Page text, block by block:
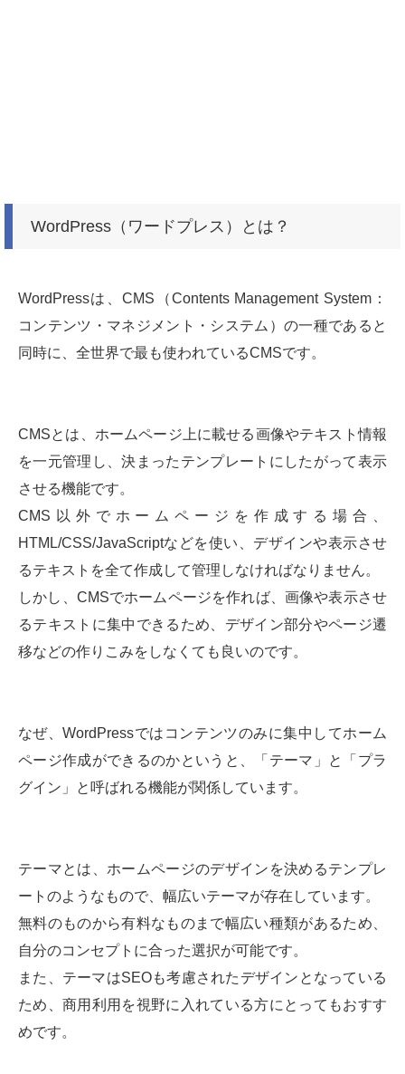
WordPress（ワードプレス）とは？
WordPressは、CMS（Contents Management System：
コンテンツ・マネジメント・システム）の一種であると
同時に、全世界で最も使われているCMSです。
CMSとは、ホームページ上に載せる画像やテキスト情報
を一元管理し、決まったテンプレートにしたがって表示
させる機能です。
CMS以外でホームページを作成する場合、
HTML/CSS/JavaScriptなどを使い、デザインや表示させ
るテキストを全て作成して管理しなければなりません。
しかし、CMSでホームページを作れば、画像や表示させ
るテキストに集中できるため、デザイン部分やページ遷
移などの作りこみをしなくても良いのです。
なぜ、WordPressではコンテンツのみに集中してホーム
ページ作成ができるのかというと、「テーマ」と「プラ
グイン」と呼ばれる機能が関係しています。
テーマとは、ホームページのデザインを決めるテンプレ
ートのようなもので、幅広いテーマが存在しています。
無料のものから有料なものまで幅広い種類があるため、
自分のコンセプトに合った選択が可能です。
また、テーマはSEOも考慮されたデザインとなっている
ため、商用利用を視野に入れている方にとってもおすす
めです。